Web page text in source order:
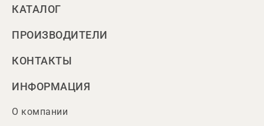
КАТАЛОГ
ПРОИЗВОДИТЕЛИ
КОНТАКТЫ
ИНФОРМАЦИЯ
О компании